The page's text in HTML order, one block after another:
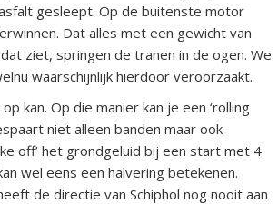
gesleept. Op de buitenste motor
Dat alles met een gewicht van
ziet, springen de tranen in de ogen. We
waarschijnlijk hierdoor veroorzaakt.
kan. Op die manier kan je een ‘rolling
niet alleen banden maar ook
off’ het grondgeluid bij een start met 4
wel eens een halvering betekenen.
de directie van Schiphol nog nooit aan